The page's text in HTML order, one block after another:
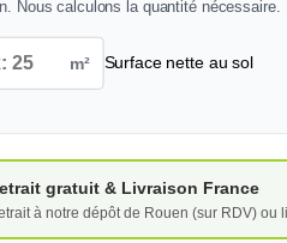
Nous calculons la quantité nécessaire.
m² Surface nette au sol
gratuit & Livraison France
à notre dépôt de Rouen (sur RDV) ou